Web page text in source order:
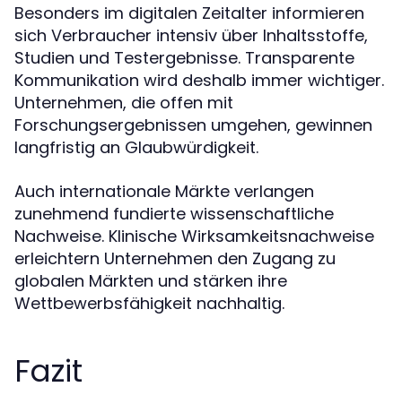
Besonders im digitalen Zeitalter informieren
sich Verbraucher intensiv über Inhaltsstoffe,
Studien und Testergebnisse. Transparente
Kommunikation wird deshalb immer wichtiger.
Unternehmen, die offen mit
Forschungsergebnissen umgehen, gewinnen
langfristig an Glaubwürdigkeit.
Auch internationale Märkte verlangen
zunehmend fundierte wissenschaftliche
Nachweise. Klinische Wirksamkeitsnachweise
erleichtern Unternehmen den Zugang zu
globalen Märkten und stärken ihre
Wettbewerbsfähigkeit nachhaltig.
Fazit